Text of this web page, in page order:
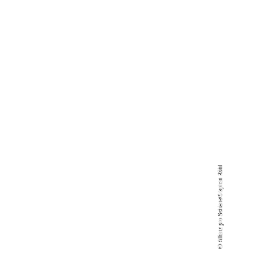
© Allianz pro Schiene/Stephan Röhl